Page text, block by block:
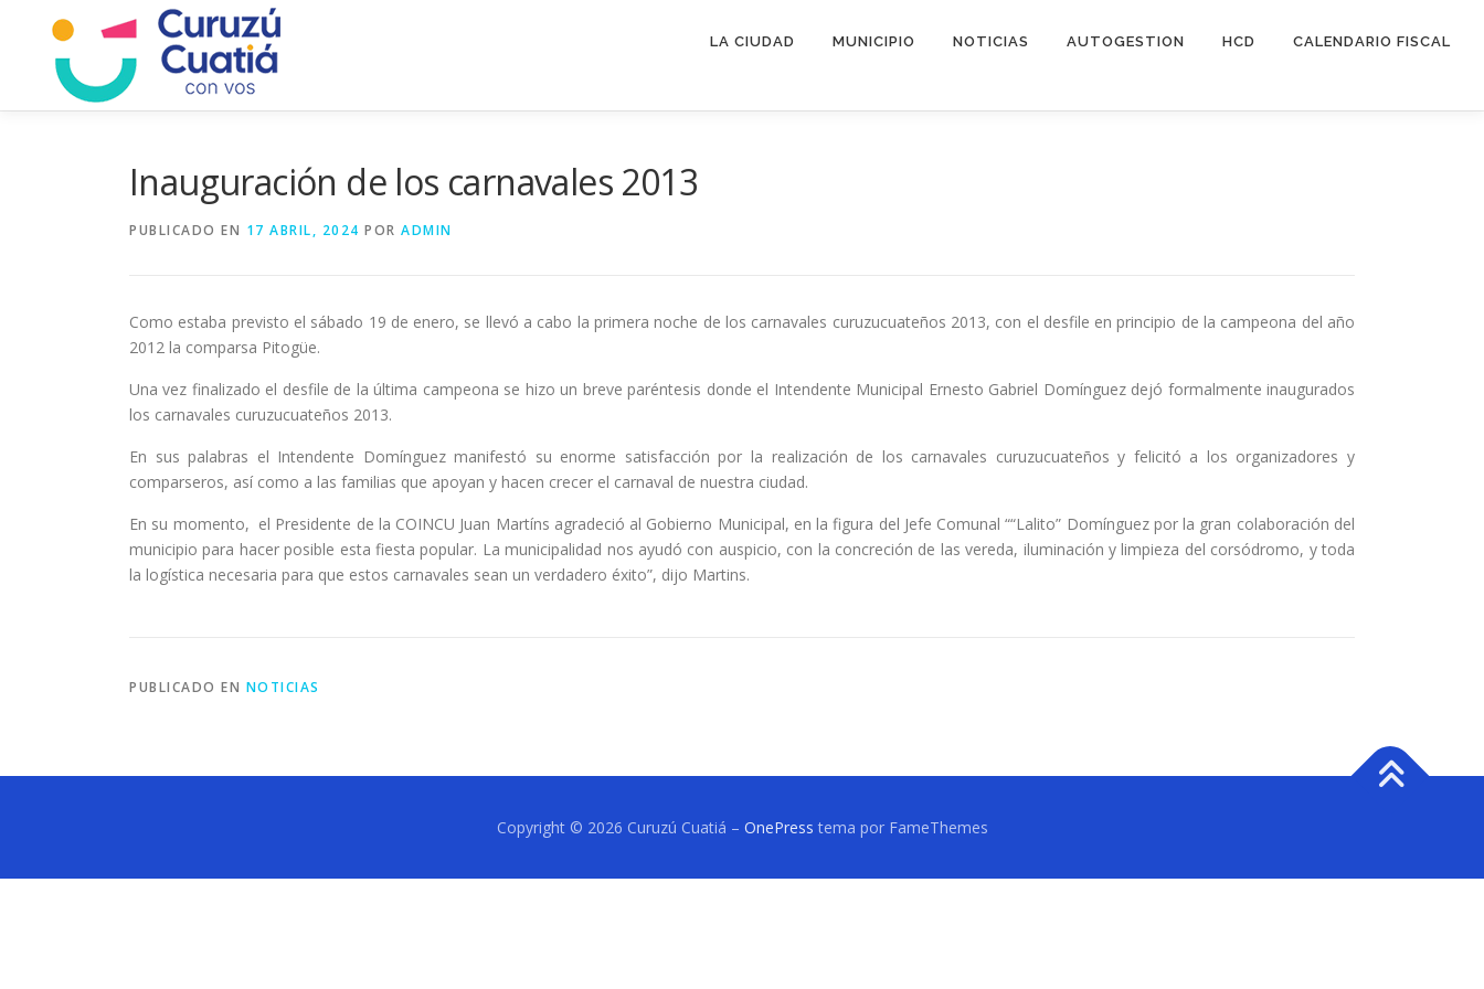
contenido
LA CIUDAD MUNICIPIO NOTICIAS AUTOGESTION HCD CALENDARIO FISCAL
Inauguración de los carnavales 2013
PUBLICADO EN 17 ABRIL, 2024 POR ADMIN
Como estaba previsto el sábado 19 de enero, se llevó a cabo la primera noche de los carnavales curuzucuateños 2013, con el desfile en principio de la campeona del año
2012 la comparsa Pitogüe.
Una vez finalizado el desfile de la última campeona se hizo un breve paréntesis donde el Intendente Municipal Ernesto Gabriel Domínguez dejó formalmente inaugurados
los carnavales curuzucuateños 2013.
En sus palabras el Intendente Domínguez manifestó su enorme satisfacción por la realización de los carnavales curuzucuateños y felicitó a los organizadores y
comparseros, así como a las familias que apoyan y hacen crecer el carnaval de nuestra ciudad.
En su momento, el Presidente de la COINCU Juan Martíns agradeció al Gobierno Municipal, en la figura del Jefe Comunal ““Lalito” Domínguez por la gran colaboración del
municipio para hacer posible esta fiesta popular. La municipalidad nos ayudó con auspicio, con la concreción de las vereda, iluminación y limpieza del corsódromo, y toda
la logística necesaria para que estos carnavales sean un verdadero éxito”, dijo Martins.
PUBLICADO EN NOTICIAS
Copyright © 2026 Curuzú Cuatiá – OnePress tema por FameThemes